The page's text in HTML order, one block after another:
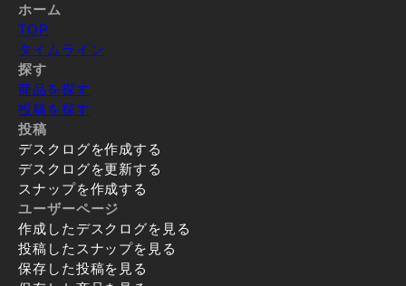
ホーム
TOP
タイムライン
探す
商品を探す
投稿を探す
投稿
デスクログを作成する
デスクログを更新する
スナップを作成する
ユーザーページ
作成したデスクログを見る
投稿したスナップを見る
保存した投稿を見る